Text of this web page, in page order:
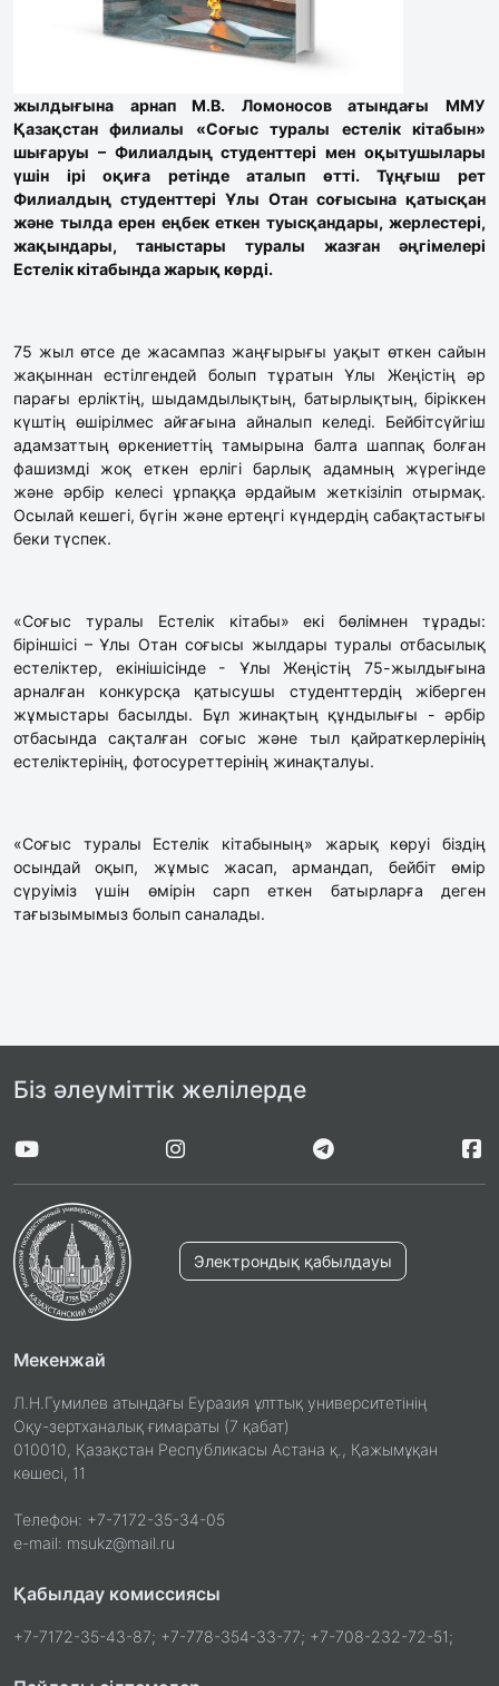
жылдығына арнап М.В. Ломоносов атындағы ММУ
Қазақстан филиалы «Соғыс туралы естелік кітабын»
шығаруы – Филиалдың студенттері мен оқытушылары
үшін ірі оқиға ретінде аталып өтті. Тұңғыш рет
Филиалдың студенттері Ұлы Отан соғысына қатысқан
және тылда ерен еңбек еткен туысқандары, жерлестері,
жақындары, таныстары туралы жазған әңгімелері
Естелік кітабында жарық көрді.
75 жыл өтсе де жасампаз жаңғырығы уақыт өткен сайын
жақыннан естілгендей болып тұратын Ұлы Жеңістің әр
парағы ерліктің, шыдамдылықтың, батырлықтың, біріккен
күштің өшірілмес айғағына айналып келеді. Бейбітсүйгіш
адамзаттың өркениеттің тамырына балта шаппақ болған
фашизмді жоқ еткен ерлігі барлық адамның жүрегінде
және әрбір келесі ұрпаққа әрдайым жеткізіліп отырмақ.
Осылай кешегі, бүгін және ертеңгі күндердің сабақтастығы
беки түспек.
«Соғыс туралы Естелік кітабы» екі бөлімнен тұрады:
біріншісі – Ұлы Отан соғысы жылдары туралы отбасылық
естеліктер, екінішісінде - Ұлы Жеңістің 75-жылдығына
арналған конкурсқа қатысушы студенттердің жіберген
жұмыстары басылды. Бұл жинақтың құндылығы - әрбір
отбасында сақталған соғыс және тыл қайраткерлерінің
естеліктерінің, фотосуреттерінің жинақталуы.
«Соғыс туралы Естелік кітабының» жарық көруі біздің
осындай оқып, жұмыс жасап, армандап, бейбіт өмір
сүруіміз үшін өмірін сарп еткен батырларға деген
тағызымымыз болып саналады.
Біз әлеуміттік желілерде
Электрондық қабылдауы
Мекенжай
Л.Н.Гумилев атындағы Еуразия ұлттық университетінің
Оқу-зертханалық ғимараты (7 қабат)
010010, Қазақстан Республикасы Астана қ., Қажымұқан
көшесі, 11
Телефон: +7-7172-35-34-05
e-mail: msukz@mail.ru
Қабылдау комиссиясы
+7-7172-35-43-87; +7-778-354-33-77; +7-708-232-72-51;